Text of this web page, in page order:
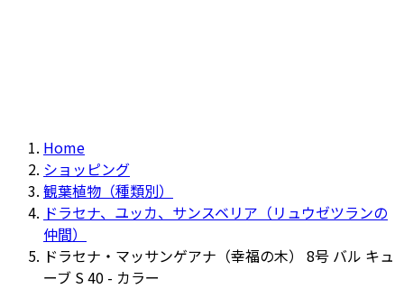
Home
ショッピング
観葉植物（種類別）
ドラセナ、ユッカ、サンスベリア（リュウゼツランの
仲間）
ドラセナ・マッサンゲアナ（幸福の木） 8号 バル キュ
ーブ S 40 - カラー